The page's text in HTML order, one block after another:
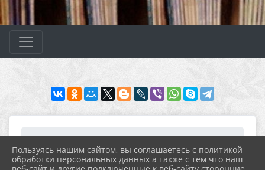
Главная МЕРОПРИЯТИЯ
Новости
Архив новостей за 2021...
Конкурс рисунков "Библ...
Пользуясь нашим сайтом, вы соглашаетесь с политикой
обработки персональных данных а также с тем что наш